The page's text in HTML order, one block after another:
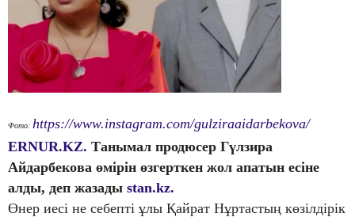
Фото: https://www.instagram.com/gulziraaidarbekova/
ERNUR.KZ. Танымал продюсер Гүлзира
Айдарбекова өмірін өзгерткен жол апатын есіне
алды, деп жазады stan.kz.
Өнер иесі не себепті ұлы Қайрат Нұртастың көзілдірік